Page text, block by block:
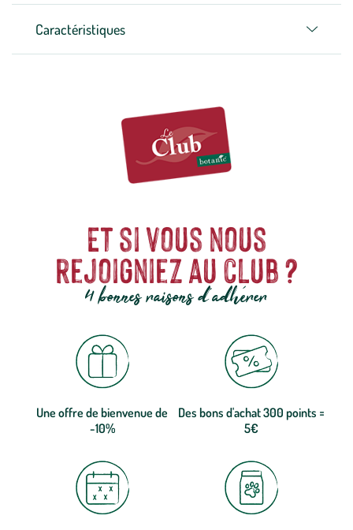
Caractéristiques
Et si vous nous
rejoigniez au club ?
4 bonnes raisons d'adhérer
Une offre de bienvenue de
-10%
Des bons d'achat 300 points =
5€